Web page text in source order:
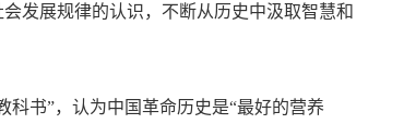
发展规律的认识，不断从历史中汲取智慧和
书”，认为中国革命历史是“最好的营养